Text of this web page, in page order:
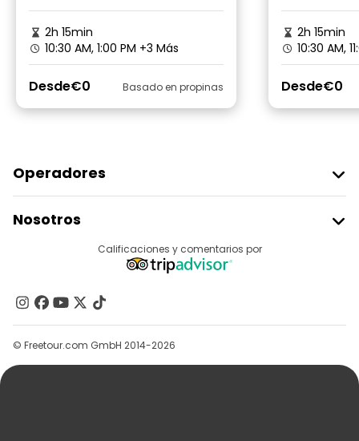
2h 15min
10:30 AM, 1:00 PM +3 Más
Desde€0 Basado en propinas
2h 15min
10:30 AM,
Desde€0
Operadores
Acceder Como Proveedor
Programa De Afiliados
Nosotros
Contacto
Grupos
Ayuda
Calificaciones y comentarios por
© Freetour.com GmbH 2014-2026